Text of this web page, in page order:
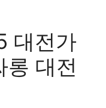
대전가
롱 대전